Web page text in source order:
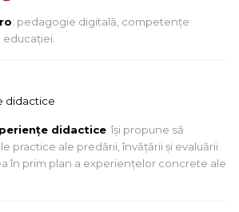
: pedagogie digitală, competențe
educației.
didactice îşi propune să
practice ale predării, învăţării şi evaluării
în prim plan a experienţelor concrete ale